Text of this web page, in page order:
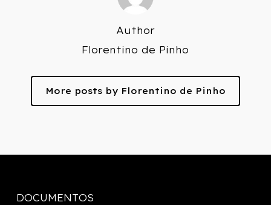
Author
Florentino de Pinho
More posts by Florentino de Pinho
DOCUMENTOS